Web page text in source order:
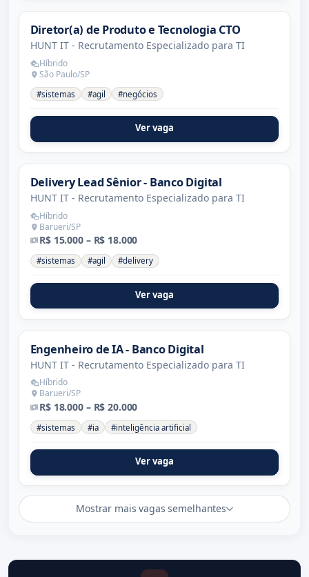
Diretor(a) de Produto e Tecnologia CTO
HUNT IT - Recrutamento Especializado para TI
Híbrido
São Paulo/SP
#sistemas #agil #negócios
Ver vaga
Delivery Lead Sênior - Banco Digital
HUNT IT - Recrutamento Especializado para TI
Híbrido
Barueri/SP
R$ 15.000 – R$ 18.000
#sistemas #agil #delivery
Ver vaga
Engenheiro de IA - Banco Digital
HUNT IT - Recrutamento Especializado para TI
Híbrido
Barueri/SP
R$ 18.000 – R$ 20.000
#sistemas #ia #inteligência artificial
Ver vaga
Mostrar mais vagas semelhantes